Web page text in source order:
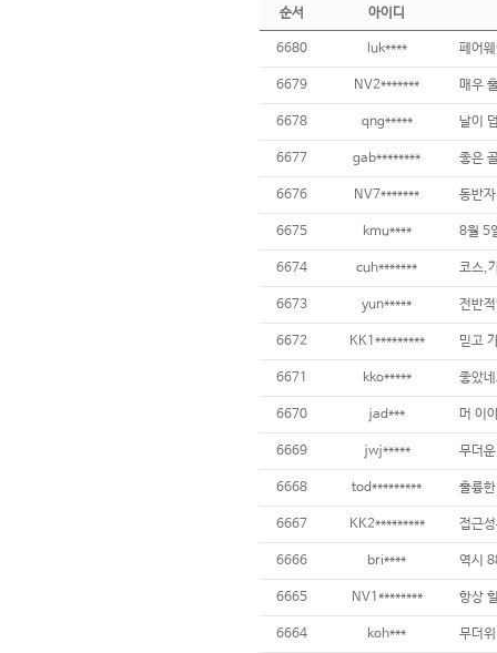
순서 아이디
6680 luk****
6679 NV2*******
6678 qng*****
6677 gab******** 좋은
6676 NV7*******
6675 kmu**** 8월 5
6674 cuh******* 코스,
6673 yun*****
6672 KK1********* 믿고
6671 kko*****
6670 jad***
6669 jwj*****
6668 tod********* 훌륭
6667 KK2*********
6666 bri**** 역시
6665 NV1********
6664 koh***